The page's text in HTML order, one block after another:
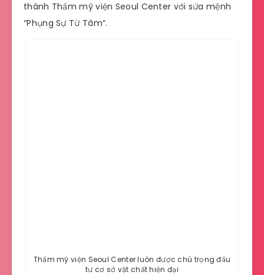
thành Thẩm mỹ viện Seoul Center với sứa mệnh
“Phụng Sự Từ Tâm”.
Thẩm mỹ viện Seoul Centerluôn được chú trọng đầu
tư cơ sở vật chất hiện đại